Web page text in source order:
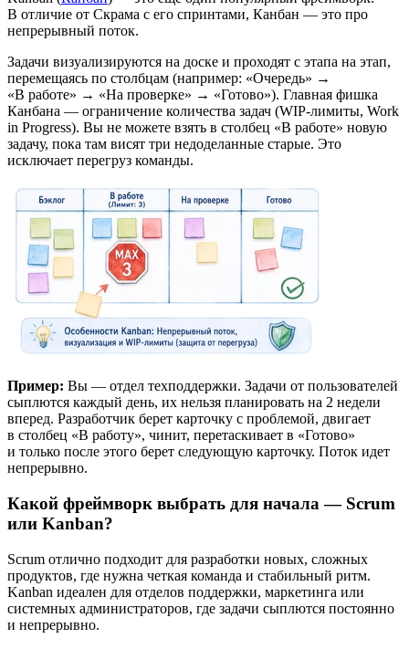
В отличие от Скрама с его спринтами, Канбан — это про
непрерывный поток.
Задачи визуализируются на доске и проходят с этапа на этап,
перемещаясь по столбцам (например: «Очередь» →
«В работе» → «На проверке» → «Готово»). Главная фишка
Канбана — ограничение количества задач (WIP-лимиты, Work
in Progress). Вы не можете взять в столбец «В работе» новую
задачу, пока там висят три недоделанные старые. Это
исключает перегруз команды.
Пример: Вы — отдел техподдержки. Задачи от пользователей
сыплются каждый день, их нельзя планировать на 2 недели
вперед. Разработчик берет карточку с проблемой, двигает
в столбец «В работу», чинит, перетаскивает в «Готово»
и только после этого берет следующую карточку. Поток идет
непрерывно.
Какой фреймворк выбрать для начала — Scrum
или Kanban?
Scrum отлично подходит для разработки новых, сложных
продуктов, где нужна четкая команда и стабильный ритм.
Kanban идеален для отделов поддержки, маркетинга или
системных администраторов, где задачи сыплются постоянно
и непрерывно.